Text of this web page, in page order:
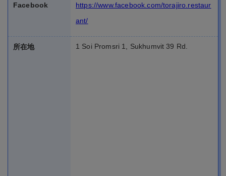
Facebook
https://www.facebook.com/torajiro.restaur
ant/
所在地 1 Soi Promsri 1, Sukhumvit 39 Rd.